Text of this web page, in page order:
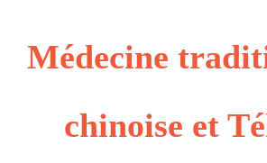
Médecine
chinoise et